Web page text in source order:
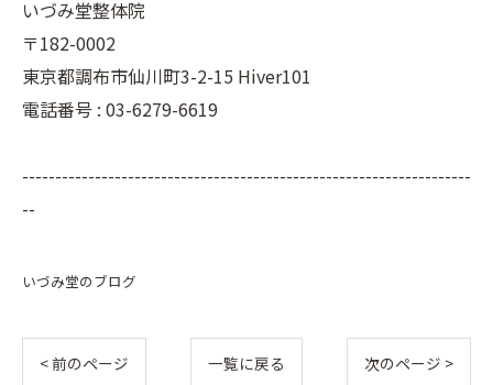
いづみ堂整体院
〒182-0002
東京都調布市仙川町3-2-15 Hiver101
電話番号 : 03-6279-6619
--------------------------------------------------------------------
--
いづみ堂のブログ
< 前のページ 一覧に戻る 次のページ >